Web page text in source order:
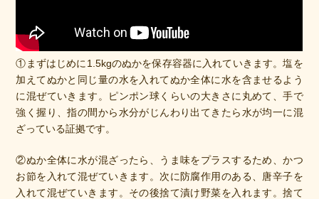
①まずはじめに1.5kgのぬかを保存容器に入れていきます。塩を
加えてぬかと同じ量の水を入れてぬか全体に水を含ませるよう
に混ぜていきます。ピンポン球くらいの大きさに丸めて、手で
強く握り、指の間から水分がじんわり出てきたら水が均一に混
ざっている証拠です。
②ぬか全体に水が混ざったら、うま味をプラスするため、かつ
お節を入れて混ぜていきます。次に防腐作用のある、唐辛子を
入れて混ぜていきます。その後捨て漬け野菜を入れます。捨て